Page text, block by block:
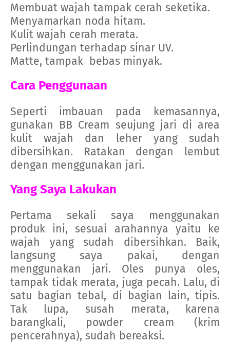
Membuat wajah tampak cerah seketika.
Menyamarkan noda hitam.
Kulit wajah cerah merata.
Perlindungan terhadap sinar UV.
Matte, tampak bebas minyak.
Cara Penggunaan
Seperti imbauan pada kemasannya,
gunakan BB Cream seujung jari di area
kulit wajah dan leher yang sudah
dibersihkan. Ratakan dengan lembut
dengan menggunakan jari.
Yang Saya Lakukan
Pertama sekali saya menggunakan
produk ini, sesuai arahannya yaitu ke
wajah yang sudah dibersihkan. Baik,
langsung saya pakai, dengan
menggunakan jari. Oles punya oles,
tampak tidak merata, juga pecah. Lalu, di
satu bagian tebal, di bagian lain, tipis.
Tak lupa, susah merata, karena
barangkali, powder cream (krim
pencerahnya), sudah bereaksi.